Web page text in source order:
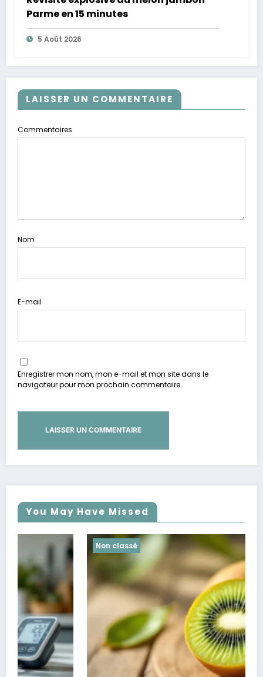
Parme en 15 minutes
5 Août 2026
LAISSER UN COMMENTAIRE
Commentaires
Nom
E-mail
Enregistrer mon nom, mon e-mail et mon site dans le
navigateur pour mon prochain commentaire.
You May Have Missed
Non classé